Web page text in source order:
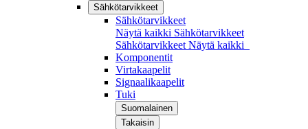
Sähkötarvikkeet
Sähkötarvikkeet
Näytä kaikki Sähkötarvikkeet
Sähkötarvikkeet Näytä kaikki
Komponentit
Virtakaapelit
Signaalikaapelit
Tuki
Suomalainen
Takaisin